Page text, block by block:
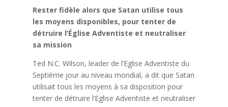
Rester fidèle alors que Satan utilise tous
les moyens disponibles, pour tenter de
détruire l’Église Adventiste et neutraliser
sa mission
Ted N.C. Wilson, leader de l’Eglise Adventiste du
Septième jour au niveau mondial, a dit que Satan
utilisait tous les moyens à sa disposition pour
tenter de détruire l’Eglise Adventiste et neutraliser